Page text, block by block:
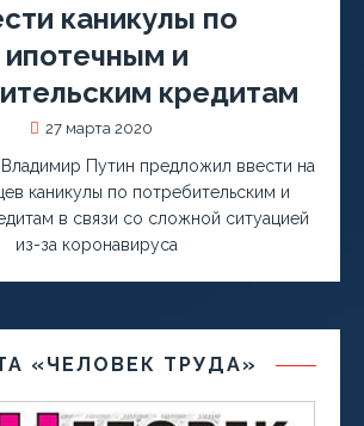
каникулы по
ипотечным и
кредитам
27 марта 2020
Путин предложил ввести на
каникулы по потребительским и
в связи со сложной ситуацией
из-за коронавируса
«ЧЕЛОВЕК ТРУДА»